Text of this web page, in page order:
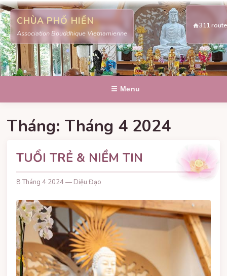
CHÙA PHỔ HIỀN
Association Bouddhique Vietnamienne
311
☰ Menu
Tháng: Tháng 4 2024
TUỔI TRẺ & NIỀM TIN
8 Tháng 4 2024 — Diệu Đạo